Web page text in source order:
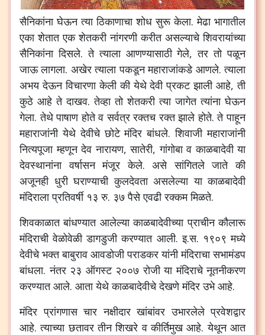
सैनिकांना घेऊन त्या ठिकाणाचा शोध सुरू केला.मेढा भागातील
एका शेतात एक शेतकरी नांगरणी करीत असल्याचे शिवरायांच्या
सैनिकांना दिसले.ते त्याला आणण्यासाठी गेले,तर तो पळून
जाऊ लागला. अखेर त्याला पकडून महाराजांकडे आणले.त्याला
अभय देऊन विचारणा केली की येथे देवी प्रकट झाली आहे,ती
कुठे आहे ते दाखव.तेव्हा तो शेतकरी त्या जागेत त्यांना घेऊन
गेला.तेथे पाषाण होते व सर्वत्र रक्तच रक्त झाले होते.ते पाहून
महाराजांनी येथे देवीचे छोटे मंदिर बांधले.शिवाजी महाराजांनी
नित्यपूजा म्हणून देव नारायण,सातेरी,गांगोबा व काळबादेवी या
देवस्थानांना वर्षासन मंजूर केले.असे सांगितले जाते की
अजूनही धुरी घराण्याची कुलदेवता असलेल्या या काळबादेवी
मंदिराला प्रतिवर्षी १३ रु. ३७ पैसे एवढी रक्कम मिळते.
शिवकाळात बांधण्यात आलेल्या काळबादेवीच्या प्राचीन कौलारू
मंदिराची वेळोवेळी डागडुजी करण्यात आली.इ.स. १९०९ मध्ये
देवीचे भक्त बाबुराव आवडोजी पराडकर यांनी मंदिराचा सभामंडप
बांधला.नंतर २३ ऑगस्ट २००७ रोजी या मंदिराचे नूतनीकरण
करण्यात आले. आता येथे काळबादेवीचे देखणे मंदिर उभे आहे.
मंदिर प्रांगणास चार नक्षीदार खांबांवर उभारलेले प्रवेशद्वार
आहे.त्याच्या छतावर तीन शिखरे व कीर्तिमुख आहे.येथून आत